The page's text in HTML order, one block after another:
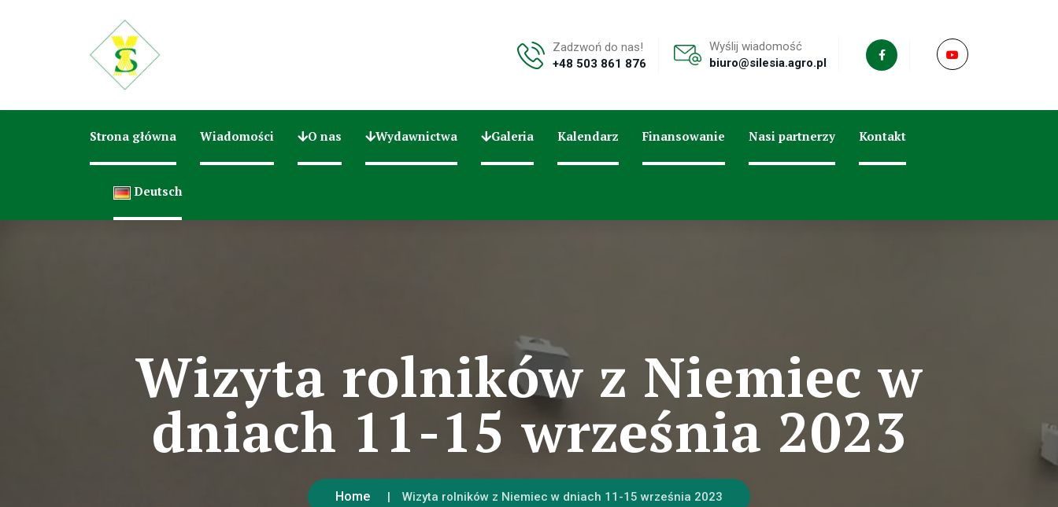
Zadzwoń do nas!
+48 503 861 876
Wyślij wiadomość
biuro@silesia.agro.pl
Strona główna Wiadomości O nas Wydawnictwa Galeria Kalendarz Finansowanie Nasi partnerzy Kontakt
Deutsch
Wizyta rolników z Niemiec w
dniach 11-15 września 2023
Home Wizyta rolników z Niemiec w dniach 11-15 września 2023